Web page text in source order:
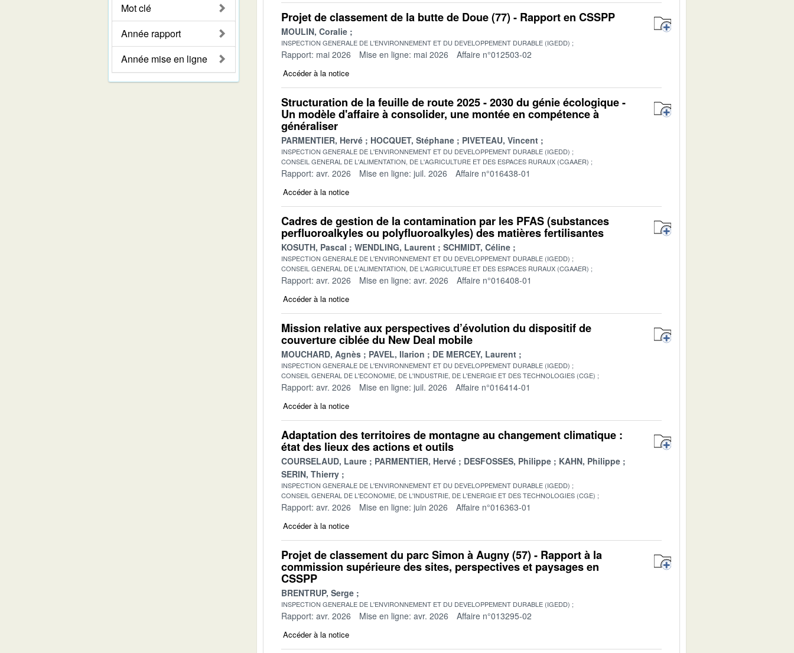
Mot clé
Année rapport
Année mise en ligne
Projet de classement de la butte de Doue (77) - Rapport en CSSPP
MOULIN, Coralie
INSPECTION GENERALE DE L'ENVIRONNEMENT ET DU DEVELOPPEMENT DURABLE (IGEDD)
Rapport: mai 2026 Mise en ligne: mai 2026 Affaire n°012503-02
Accéder à la notice
Structuration de la feuille de route 2025 - 2030 du génie écologique -
Un modèle d'affaire à consolider, une montée en compétence à
généraliser
PARMENTIER, Hervé HOCQUET, Stéphane PIVETEAU, Vincent
INSPECTION GENERALE DE L'ENVIRONNEMENT ET DU DEVELOPPEMENT DURABLE (IGEDD)
CONSEIL GENERAL DE L'ALIMENTATION, DE L'AGRICULTURE ET DES ESPACES RURAUX (CGAAER)
Rapport: avr. 2026 Mise en ligne: juil. 2026 Affaire n°016438-01
Accéder à la notice
Cadres de gestion de la contamination par les PFAS (substances
perfluoroalkyles ou polyfluoroalkyles) des matières fertilisantes
KOSUTH, Pascal WENDLING, Laurent SCHMIDT, Céline
INSPECTION GENERALE DE L'ENVIRONNEMENT ET DU DEVELOPPEMENT DURABLE (IGEDD)
CONSEIL GENERAL DE L'ALIMENTATION, DE L'AGRICULTURE ET DES ESPACES RURAUX (CGAAER)
Rapport: avr. 2026 Mise en ligne: avr. 2026 Affaire n°016408-01
Accéder à la notice
Mission relative aux perspectives d’évolution du dispositif de
couverture ciblée du New Deal mobile
MOUCHARD, Agnès PAVEL, Ilarion DE MERCEY, Laurent
INSPECTION GENERALE DE L'ENVIRONNEMENT ET DU DEVELOPPEMENT DURABLE (IGEDD)
CONSEIL GENERAL DE L'ECONOMIE, DE L'INDUSTRIE, DE L'ENERGIE ET DES TECHNOLOGIES (CGE)
Rapport: avr. 2026 Mise en ligne: juil. 2026 Affaire n°016414-01
Accéder à la notice
Adaptation des territoires de montagne au changement climatique :
état des lieux des actions et outils
COURSELAUD, Laure PARMENTIER, Hervé DESFOSSES, Philippe
KAHN, Philippe
SERIN, Thierry
INSPECTION GENERALE DE L'ENVIRONNEMENT ET DU DEVELOPPEMENT DURABLE (IGEDD)
CONSEIL GENERAL DE L'ECONOMIE, DE L'INDUSTRIE, DE L'ENERGIE ET DES TECHNOLOGIES (CGE)
Rapport: avr. 2026 Mise en ligne: juin 2026 Affaire n°016363-01
Accéder à la notice
Projet de classement du parc Simon à Augny (57) - Rapport à la
commission supérieure des sites, perspectives et paysages en
CSSPP
BRENTRUP, Serge
INSPECTION GENERALE DE L'ENVIRONNEMENT ET DU DEVELOPPEMENT DURABLE (IGEDD)
Rapport: avr. 2026 Mise en ligne: avr. 2026 Affaire n°013295-02
Accéder à la notice